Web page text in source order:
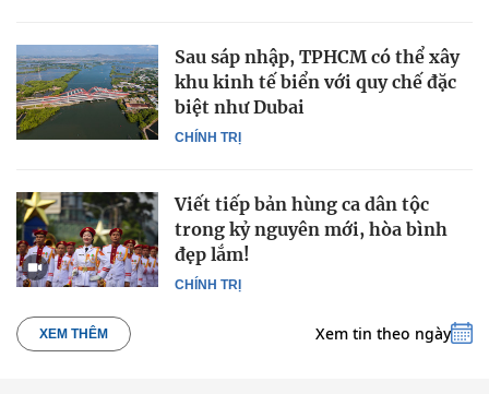
CHÍNH TRỊ
Sau sáp nhập, TPHCM có thể xây
khu kinh tế biển với quy chế đặc
biệt như Dubai
CHÍNH TRỊ
Viết tiếp bản hùng ca dân tộc
trong kỷ nguyên mới, hòa bình
đẹp lắm!
XEM THÊM Xem tin theo ngày